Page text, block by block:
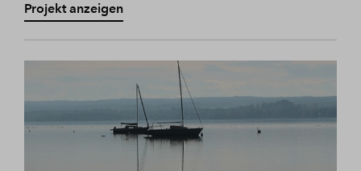
Projekt anzeigen